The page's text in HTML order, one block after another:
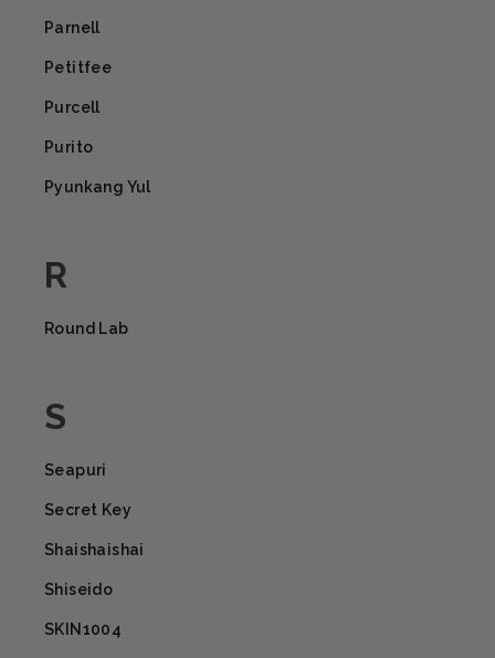
Parnell
Petitfee
Purcell
Purito
Pyunkang Yul
R
Round Lab
S
Seapuri
Secret Key
Shaishaishai
Shiseido
SKIN1004